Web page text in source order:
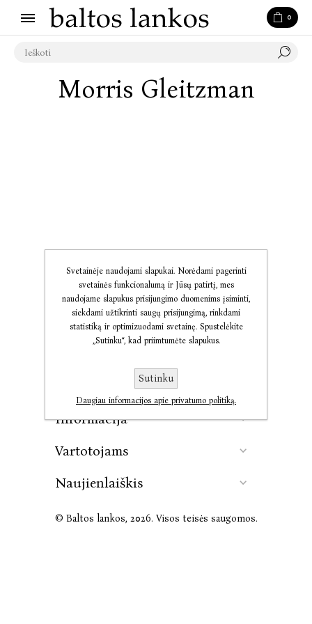
0
Morris Gleitzman
Informacija
Vartotojams
Naujienlaiškis
© Baltos lankos, 2026. Visos teisės saugomos.
Svetainėje naudojami slapukai. Norėdami pagerinti
svetainės funkcionalumą ir Jūsų patirtį, mes
naudojame slapukus prisijungimo duomenims įsiminti,
siekdami užtikrinti saugų prisijungimą, rinkdami
statistiką ir optimizuodami svetainę. Spustelėkite
„Sutinku“, kad priimtumėte slapukus.
Sutinku
Daugiau informacijos apie privatumo politiką.